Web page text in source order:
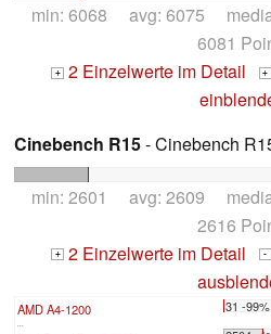
min: 6068 avg: 6075
6081
+ 2 Einzelwerte im Detail +
Cinebench R15- Cinebench
min: 2601 avg: 2609
2616
+ 2 Einzelwerte im Detail -
AMD A4-1200 31 -99%